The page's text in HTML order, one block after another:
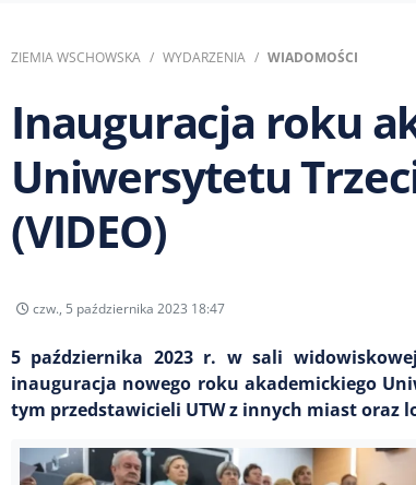
ZIEMIA WSCHOWSKA WYDARZENIA WIADOMOŚCI
Inauguracja roku
Uniwersytetu
(VIDEO)
czw., 5 października 2023 18:47
5 października 2023 r. w sali
inauguracja nowego roku akademickiego
tym przedstawicieli UTW z innych miast oraz